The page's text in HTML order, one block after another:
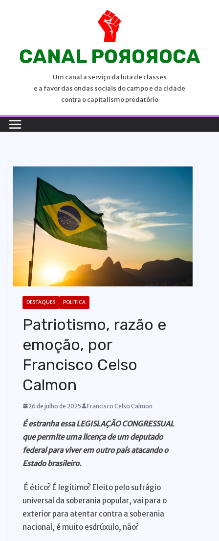
CANAL POЯOЯOCA
Um canal a serviço da luta de classes
e a favor das ondas sociais do campo e da cidade
contra o capitalismo predatório
DESTAQUES POLITICA
Patriotismo, razão e
emoção, por
Francisco Celso
Calmon
26 de julho de 2025 Francisco Celso Calmon
É estranha essa LEGISLAÇÃO CONGRESSUAL
que permite uma licença de um deputado
federal para viver em outro país atacando o
Estado brasileiro.
É ético? É legítimo? Eleito pelo sufrágio
universal da soberania popular, vai para o
exterior para atentar contra a soberania
nacional, é muito esdrúxulo, não?